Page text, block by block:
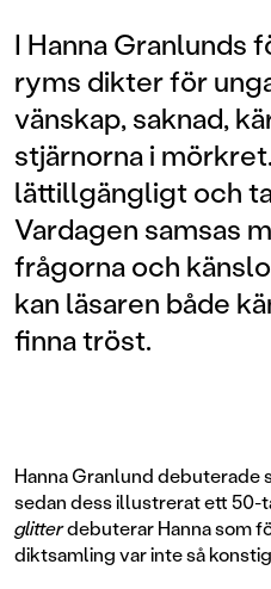
I Hanna Granlunds
ryms dikter för
vänskap, saknad,
stjärnorna i
lättillgängligt och
Vardagen samsas
frågorna och
kan läsaren både
finna tröst.
Hanna Granlund debuterade
sedan dess illustrerat ett 50-
glitterdebuterar Hanna som
diktsamling var inte så